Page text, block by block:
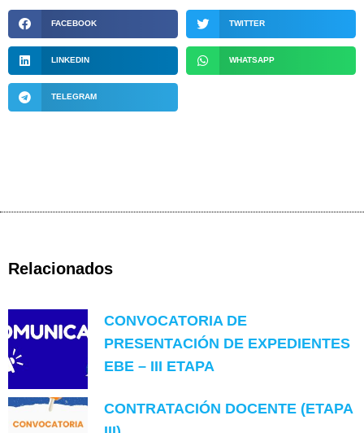
FACEBOOK TWITTER
LINKEDIN WHATSAPP
TELEGRAM
Relacionados
CONVOCATORIA DE
PRESENTACIÓN DE EXPEDIENTES
EBE – III ETAPA
CONTRATACIÓN DOCENTE (ETAPA